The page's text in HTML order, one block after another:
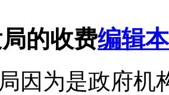
的收费编辑
因为是政府机